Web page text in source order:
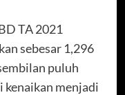
TA 2021
sebesar 1,296
puluh
kenaikan menjadi